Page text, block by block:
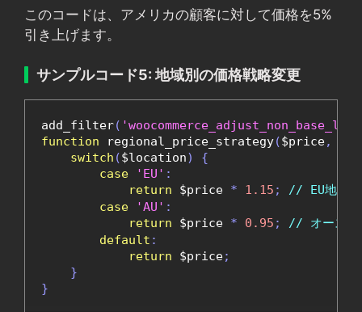
このコードは、アメリカの顧客に対して価格を5%
引き上げます。
サンプルコード5: 地域別の価格戦略変更
add_filter(
function regional_price_strategy($price,
switch ($location)
{
case
'EU' :
return $price * 1.15 ;
// EU地域に
case
'AU' :
return $price * 0.95 ;
// オースト
default :
return $price;
}
}